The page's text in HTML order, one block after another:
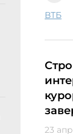
ВТБ
23